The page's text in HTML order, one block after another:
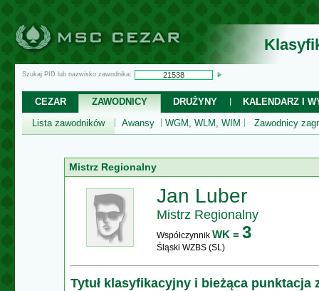
Szukaj PID lub nazwisko zawodnika:
CEZAR ZAWODNICY DRUŻYNY
KALENDARZ I
Lista zawodników
Awansy WGM, WLM, WIM Zawodnicy
Mistrz Regionalny
Jan Luber
Mistrz Regionalny
Współczynnik WK = 3
Śląski WZBS (SL)
Tytuł klasyfikacyjny i bieżąca punktacja